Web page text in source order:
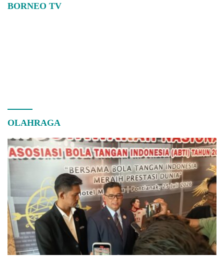
BORNEO TV
OLAHRAGA